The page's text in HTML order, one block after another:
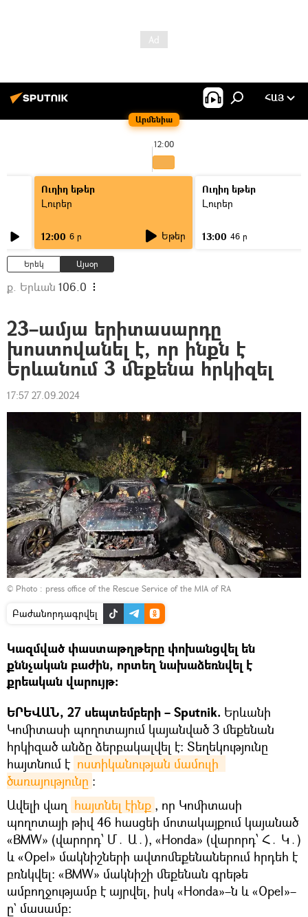
Արմենիա
ՀԱՅ
12:00
Ուղիղ եթեր
Լուրեր
12:00 6 ր Եթեր
Ուղիղ եթեր
Լուրեր
13:00 46 ր
Երեկ Այսօր
ք. Երևան 106.0
23–ամյա երիտասարդը
խոստովանել է, որ ինքն է
Երևանում 3 մեքենա հրկիզել
17:57 27.09.2024
© Photo : press office of the Rescue Service of the MIA of RA
Բաժանորդագրվել
Կազմված փաստաթղթերը փոխանցվել են
քննչական բաժին, որտեղ նախաձեռնվել է
քրեական վարույթ։
ԵՐԵՎԱՆ, 27 սեպտեմբերի – Sputnik. Երևանի
Կոմիտասի պողոտայում կայանված 3 մեքենան
հրկիզած անձը ձերբակալվել է։ Տեղեկությունը
հայտնում է ոստիկանության մամուլի
ծառայությունը ։
Ավելի վաղ հայտնել էինք , որ Կոմիտասի
պողոտայի թիվ 46 հասցեի մոտակայքում կայանած
«BMW» (վարորդ՝ Մ․ Ա․), «Honda» (վարորդ՝ Հ․ Կ․)
և «Opel» մակնիշների ավտոմեքենաներում հրդեհ է
բռնկվել։ «BMW» մակնիշի մեքենան գրեթե
ամբողջությամբ է այրվել, իսկ «Honda»–ն և «Opel»–
ը` մասամբ։